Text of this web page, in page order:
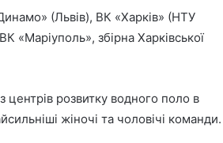
(Львів), ВК «Харків» (НТУ
збірна Харківської
центрів розвитку водного поло в
жіночі та чоловічі команди.
Перші роки навчання без стресу: що
Украшения для пасхальных яиц: